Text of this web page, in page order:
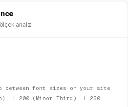
analizi.
between font sizes on your site.
1.200 (Minor Third), 1.250